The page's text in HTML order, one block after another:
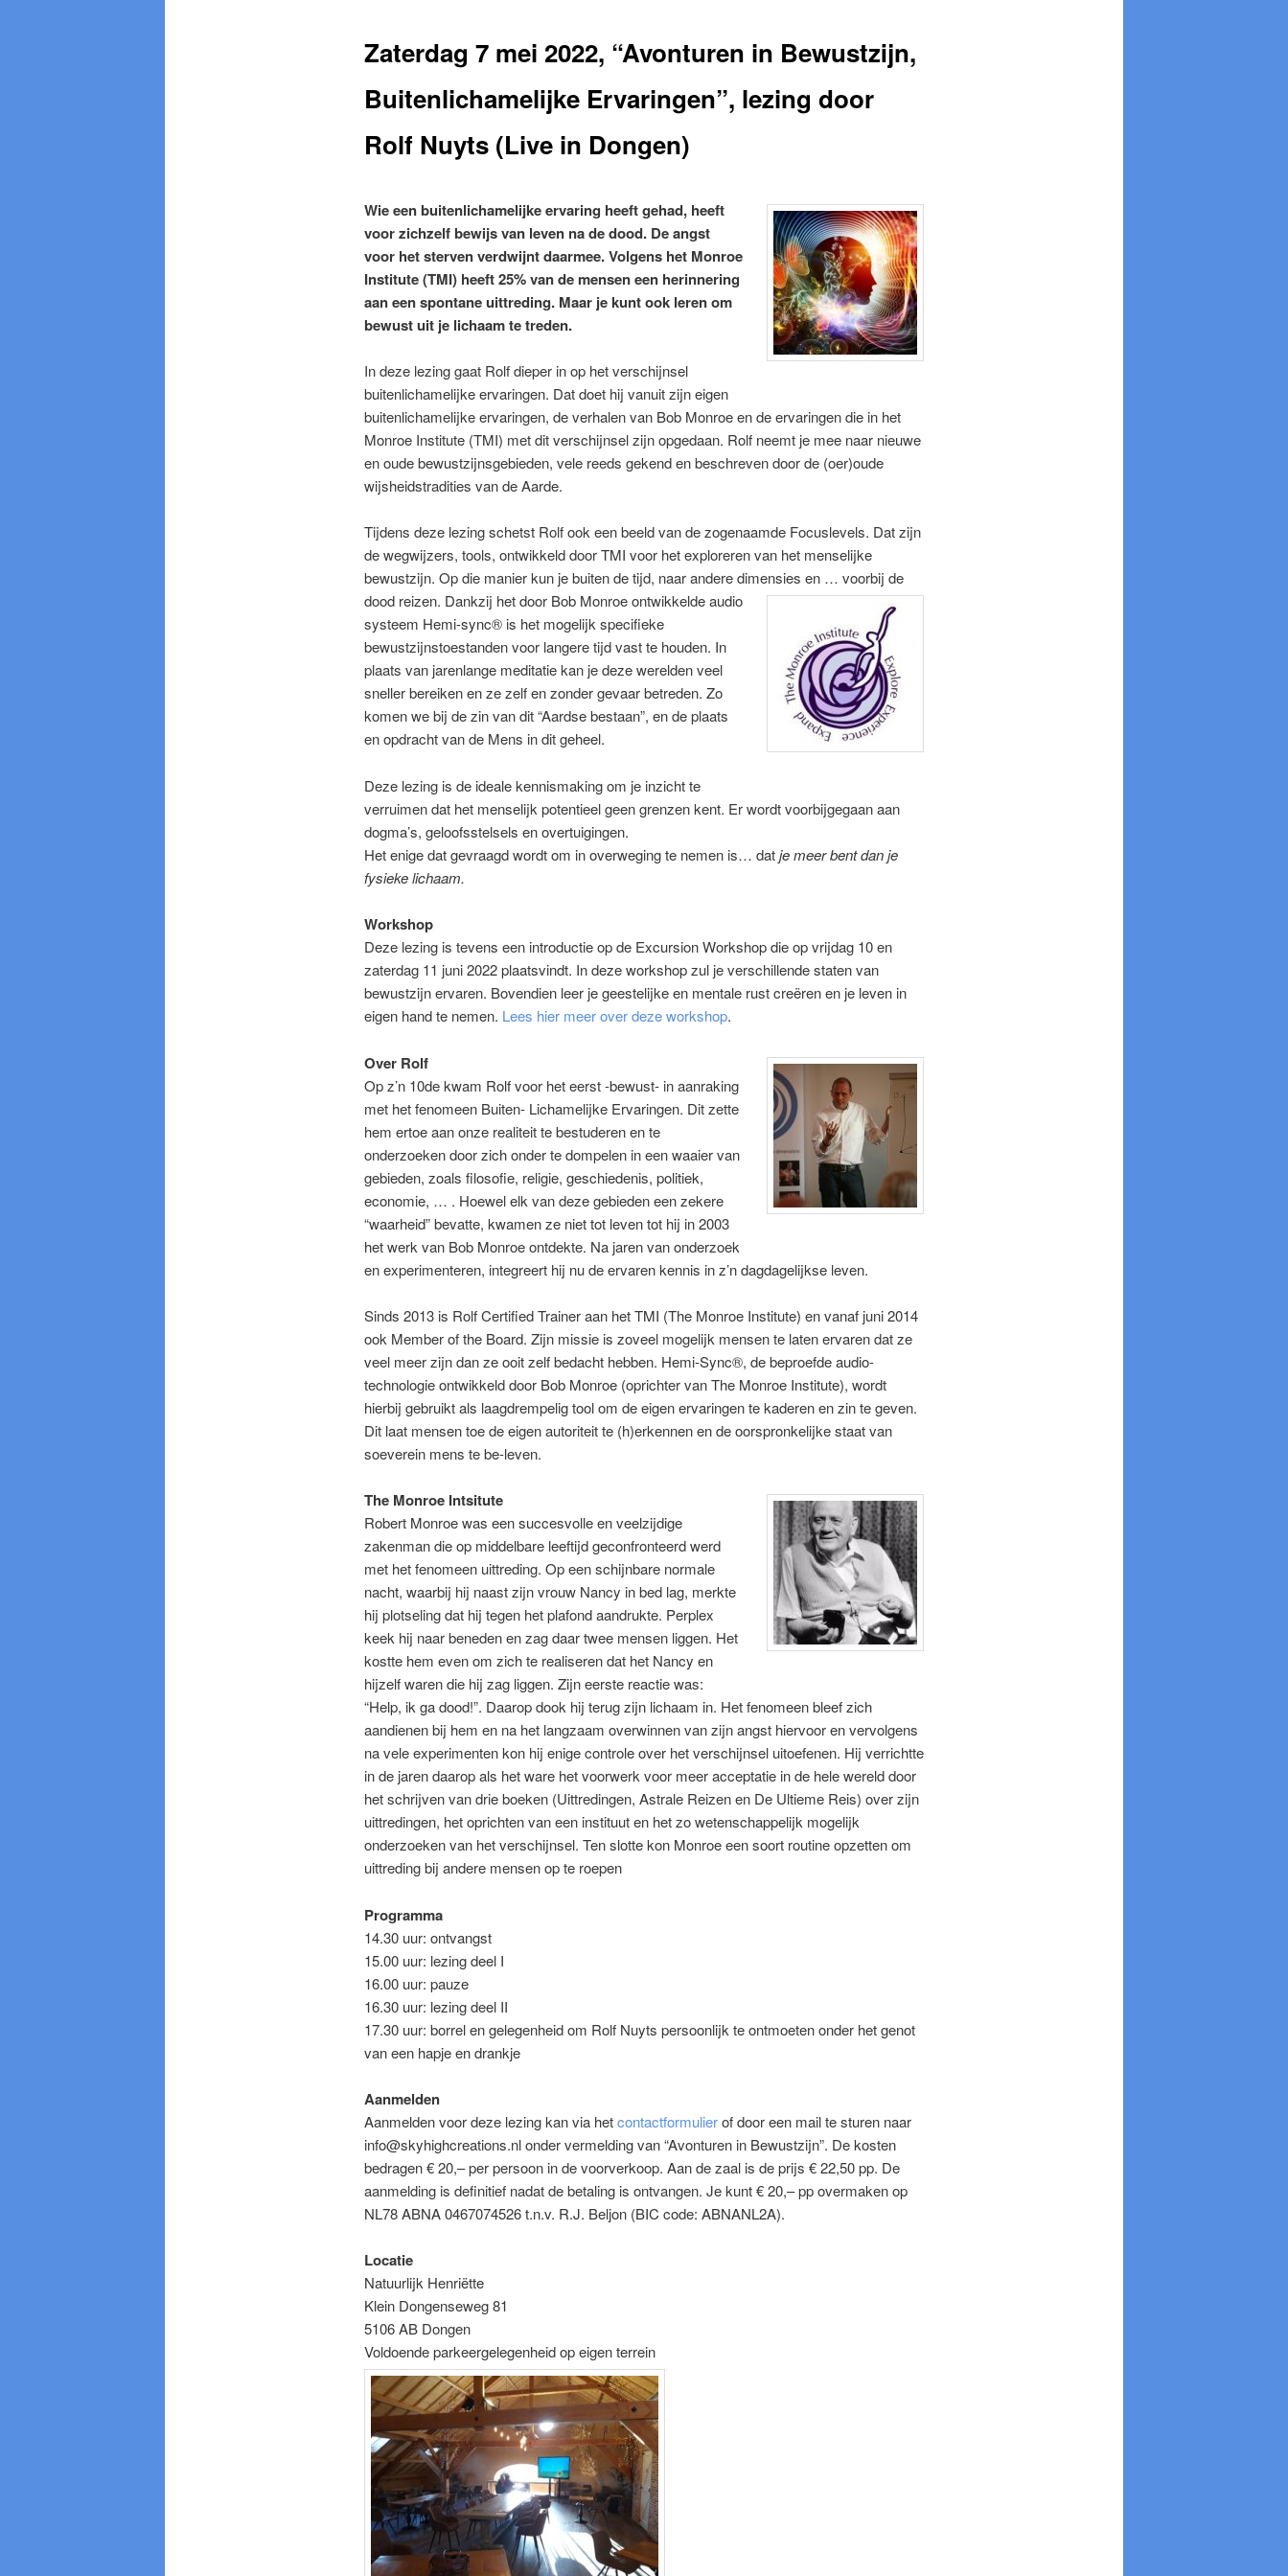
Zaterdag 7 mei 2022, “Avonturen in Bewustzijn,
Buitenlichamelijke Ervaringen”, lezing door
Rolf Nuyts (Live in Dongen)
Wie een buitenlichamelijke ervaring heeft gehad, heeft
voor zichzelf bewijs van leven na de dood. De angst
voor het sterven verdwijnt daarmee. Volgens het Monroe
Institute (TMI) heeft 25% van de mensen een herinnering
aan een spontane uittreding. Maar je kunt ook leren om
bewust uit je lichaam te treden.
In deze lezing gaat Rolf dieper in op het verschijnsel
buitenlichamelijke ervaringen. Dat doet hij vanuit zijn eigen
buitenlichamelijke ervaringen, de verhalen van Bob Monroe en de ervaringen die in het
Monroe Institute (TMI) met dit verschijnsel zijn opgedaan. Rolf neemt je mee naar nieuwe
en oude bewustzijnsgebieden, vele reeds gekend en beschreven door de (oer)oude
wijsheidstradities van de Aarde.
Tijdens deze lezing schetst Rolf ook een beeld van de zogenaamde Focuslevels. Dat zijn
de wegwijzers, tools, ontwikkeld door TMI voor het exploreren van het menselijke
bewustzijn. Op die manier kun je buiten de tijd, naar andere dimensies en … voorbij de
dood reizen. Dankzij het door Bob Monroe ontwikkelde audio
systeem Hemi-sync® is het mogelijk specifieke
bewustzijnstoestanden voor langere tijd vast te houden. In
plaats van jarenlange meditatie kan je deze werelden veel
sneller bereiken en ze zelf en zonder gevaar betreden. Zo
komen we bij de zin van dit “Aardse bestaan”, en de plaats
en opdracht van de Mens in dit geheel.
Deze lezing is de ideale kennismaking om je inzicht te
verruimen dat het menselijk potentieel geen grenzen kent. Er wordt voorbijgegaan aan
dogma’s, geloofsstelsels en overtuigingen.
Het enige dat gevraagd wordt om in overweging te nemen is… datje meer bent dan je
fysieke lichaam.
Workshop
Deze lezing is tevens een introductie op de Excursion Workshop die op vrijdag 10 en
zaterdag 11 juni 2022 plaatsvindt. In deze workshop zul je verschillende staten van
bewustzijn ervaren. Bovendien leer je geestelijke en mentale rust creëren en je leven in
eigen hand te nemen. Lees hier meer over deze workshop.
Over Rolf
Op z’n 10de kwam Rolf voor het eerst -bewust- in aanraking
met het fenomeen Buiten- Lichamelijke Ervaringen. Dit zette
hem ertoe aan onze realiteit te bestuderen en te
onderzoeken door zich onder te dompelen in een waaier van
gebieden, zoals filosofie, religie, geschiedenis, politiek,
economie, … . Hoewel elk van deze gebieden een zekere
“waarheid” bevatte, kwamen ze niet tot leven tot hij in 2003
het werk van Bob Monroe ontdekte. Na jaren van onderzoek
en experimenteren, integreert hij nu de ervaren kennis in z’n dagdagelijkse leven.
Sinds 2013 is Rolf Certified Trainer aan het TMI (The Monroe Institute) en vanaf juni 2014
ook Member of the Board. Zijn missie is zoveel mogelijk mensen te laten ervaren dat ze
veel meer zijn dan ze ooit zelf bedacht hebben. Hemi-Sync®, de beproefde audio-
technologie ontwikkeld door Bob Monroe (oprichter van The Monroe Institute), wordt
hierbij gebruikt als laagdrempelig tool om de eigen ervaringen te kaderen en zin te geven.
Dit laat mensen toe de eigen autoriteit te (h)erkennen en de oorspronkelijke staat van
soeverein mens te be-leven.
The Monroe Intsitute
Robert Monroe was een succesvolle en veelzijdige
zakenman die op middelbare leeftijd geconfronteerd werd
met het fenomeen uittreding. Op een schijnbare normale
nacht, waarbij hij naast zijn vrouw Nancy in bed lag, merkte
hij plotseling dat hij tegen het plafond aandrukte. Perplex
keek hij naar beneden en zag daar twee mensen liggen. Het
kostte hem even om zich te realiseren dat het Nancy en
hijzelf waren die hij zag liggen. Zijn eerste reactie was:
“Help, ik ga dood!”. Daarop dook hij terug zijn lichaam in. Het fenomeen bleef zich
aandienen bij hem en na het langzaam overwinnen van zijn angst hiervoor en vervolgens
na vele experimenten kon hij enige controle over het verschijnsel uitoefenen. Hij verrichtte
in de jaren daarop als het ware het voorwerk voor meer acceptatie in de hele wereld door
het schrijven van drie boeken (Uittredingen, Astrale Reizen en De Ultieme Reis) over zijn
uittredingen, het oprichten van een instituut en het zo wetenschappelijk mogelijk
onderzoeken van het verschijnsel. Ten slotte kon Monroe een soort routine opzetten om
uittreding bij andere mensen op te roepen
Programma
14.30 uur: ontvangst
15.00 uur: lezing deel I
16.00 uur: pauze
16.30 uur: lezing deel II
17.30 uur: borrel en gelegenheid om Rolf Nuyts persoonlijk te ontmoeten onder het genot
van een hapje en drankje
Aanmelden
Aanmelden voor deze lezing kan via hetcontactformulierof door een mail te sturen naar
info@skyhighcreations.nl onder vermelding van “Avonturen in Bewustzijn”. De kosten
bedragen € 20,– per persoon in de voorverkoop. Aan de zaal is de prijs € 22,50 pp. De
aanmelding is definitief nadat de betaling is ontvangen. Je kunt € 20,– pp overmaken op
NL78 ABNA 0467074526 t.n.v. R.J. Beljon (BIC code: ABNANL2A).
Locatie
Natuurlijk Henriëtte
Klein Dongenseweg 81
5106 AB Dongen
Voldoende parkeergelegenheid op eigen terrein